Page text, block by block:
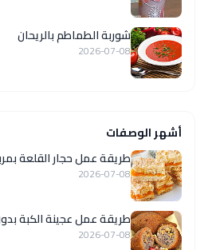
شوربة الطماطم بالريحان
2026-07-08
أشهر الوصفات
طريقة عمل حجار القلعة
2026-07-08
طريقة عمل عجينة الكبة
2026-07-08